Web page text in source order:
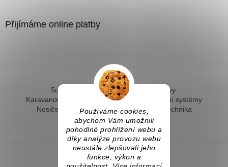
Používáme cookies,
abychom Vám umožnili
pohodlné prohlížení webu a
díky analýze provozu webu
neustále zlepšovali jeho
funkce, výkon a
Přijímáme online platby
Solární ohřev vody - kompletní sestavy
Karavanové solární systémy
Ostrovní solární systémy
Nosiče kol na tažné
Hevery a dílenská technika
Fotovoltaický ohřev vody